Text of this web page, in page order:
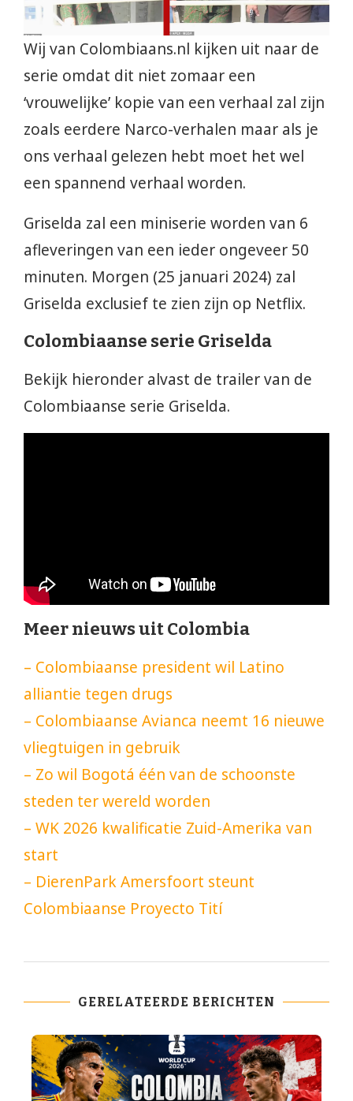
Wij van Colombiaans.nl kijken uit naar de
serie omdat dit niet zomaar een
‘vrouwelijke’ kopie van een verhaal zal zijn
zoals eerdere Narco-verhalen maar als je
ons verhaal gelezen hebt moet het wel
een spannend verhaal worden.
Griselda zal een miniserie worden van 6
afleveringen van een ieder ongeveer 50
minuten. Morgen (25 januari 2024) zal
Griselda exclusief te zien zijn op Netflix.
Colombiaanse serie Griselda
Bekijk hieronder alvast de trailer van de
Colombiaanse serie Griselda.
Meer nieuws uit Colombia
– Colombiaanse president wil Latino
alliantie tegen drugs
– Colombiaanse Avianca neemt 16 nieuwe
vliegtuigen in gebruik
– Zo wil Bogotá één van de schoonste
steden ter wereld worden
– WK 2026 kwalificatie Zuid-Amerika van
start
– DierenPark Amersfoort steunt
Colombiaanse Proyecto Tití
GERELATEERDE BERICHTEN